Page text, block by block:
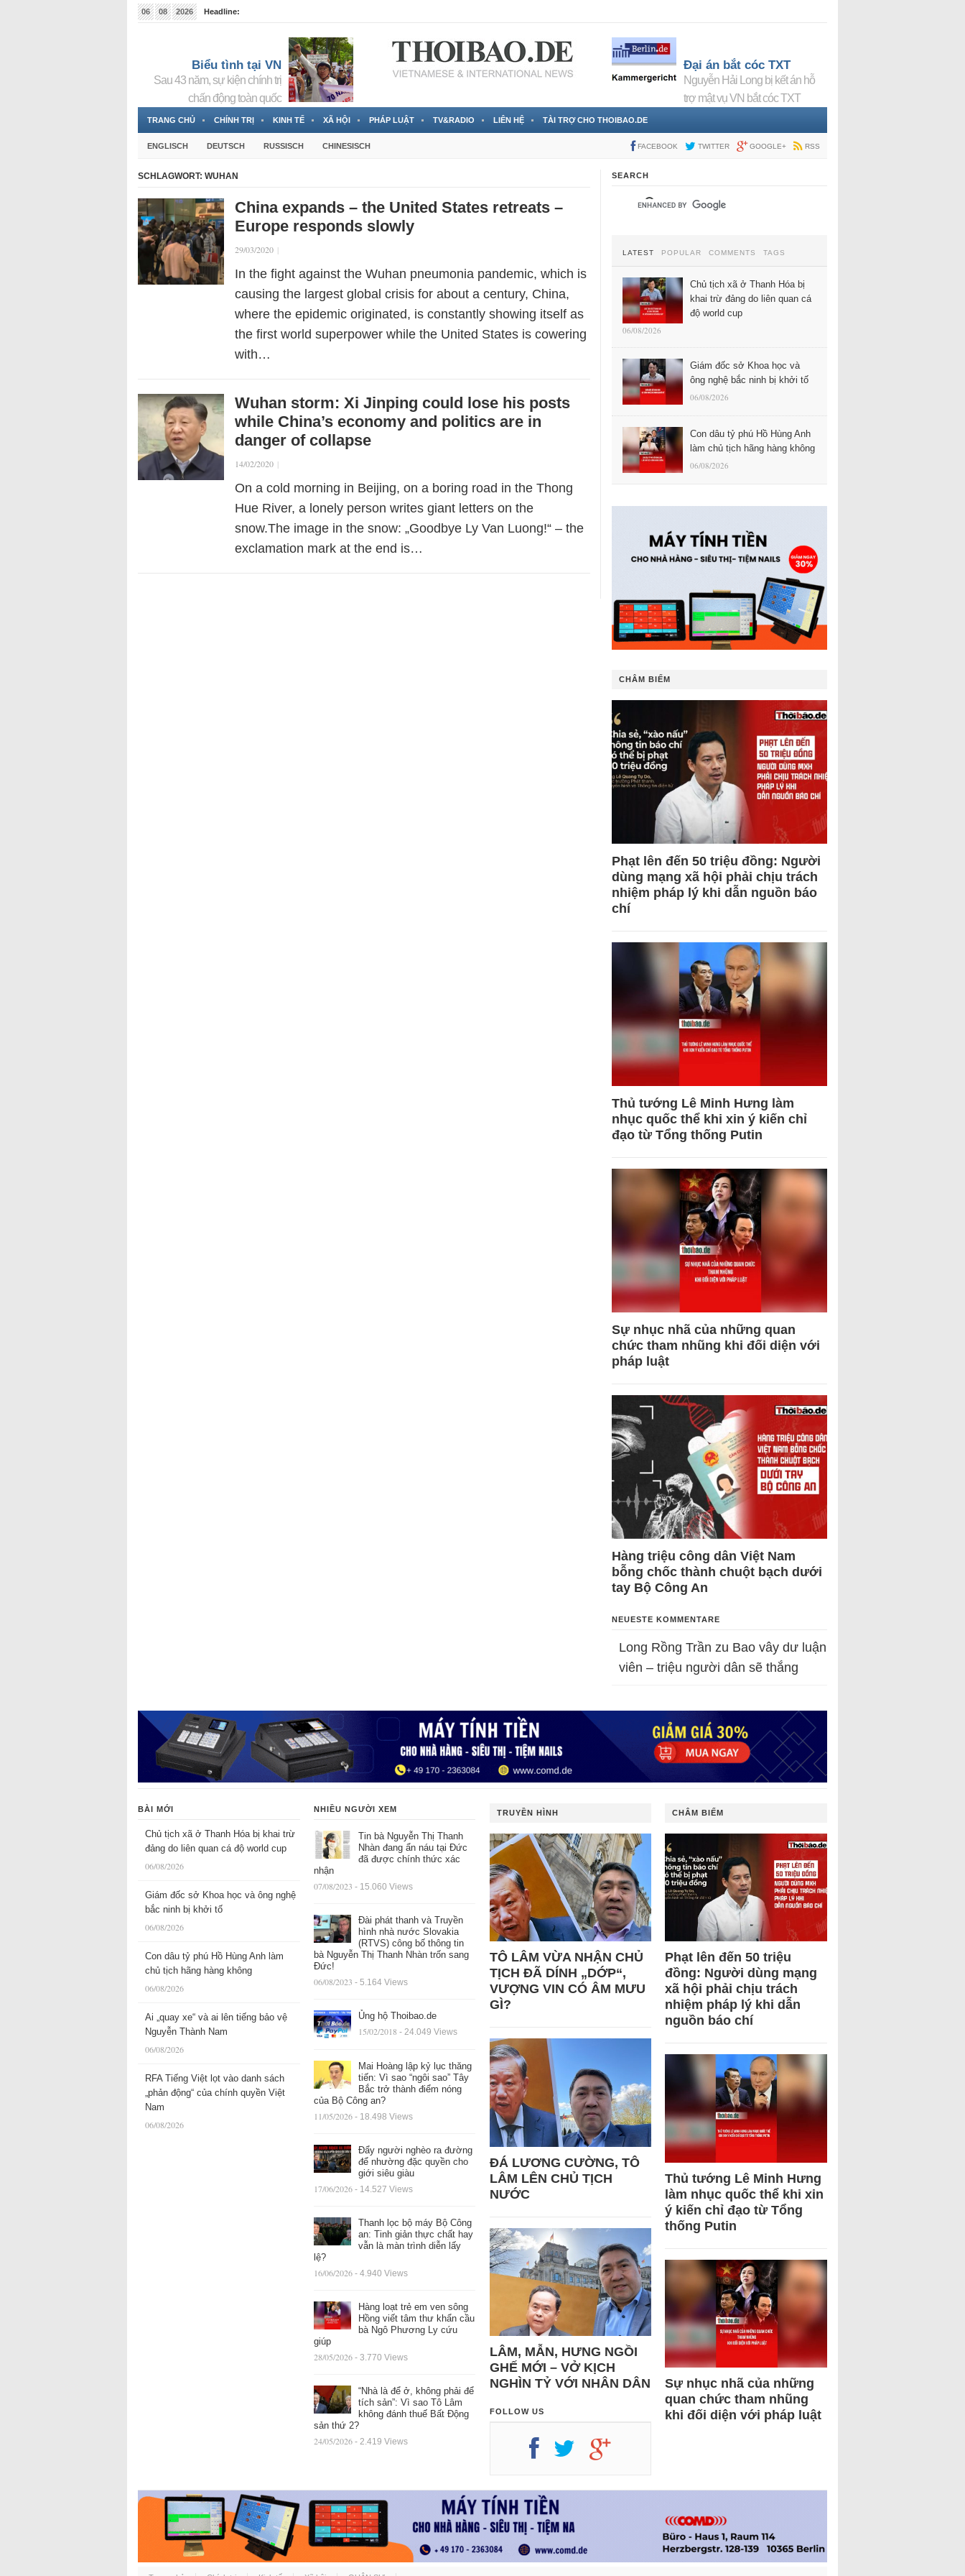
06 08 2026
Headline:
Biểu tình tại VN
Sau 43 năm, sự kiện chính trị
chấn động toàn quốc
Đại án bắt cóc TXT
Nguyễn Hải Long bị kết án hỗ
trợ mật vụ VN bắt cóc TXT
TRANG CHỦ CHÍNH TRỊ KINH TẾ XÃ HỘI PHÁP LUẬT TV&RADIO LIÊN HỆ TÀI TRỢ CHO THOIBAO.DE
ENGLISCH DEUTSCH RUSSISCH CHINESISCH FACEBOOK TWITTER GOOGLE+ RSS
SCHLAGWORT: WUHAN
China expands – the United States retreats –
Europe responds slowly
29/03/2020 |
In the fight against the Wuhan pneumonia pandemic, which is
causing the largest global crisis for about a century, China,
where the epidemic originated, is constantly showing itself as
the first world superpower while the United States is cowering
with…
Wuhan storm: Xi Jinping could lose his posts
while China’s economy and politics are in
danger of collapse
14/02/2020 |
On a cold morning in Beijing, on a boring road in the Thong
Hue River, a lonely person writes giant letters on the
snow.The image in the snow: „Goodbye Ly Van Luong!“ – the
exclamation mark at the end is…
SEARCH
LATEST POPULAR COMMENTS TAGS
Chủ tịch xã ở Thanh Hóa bị
khai trừ đảng do liên quan cá
độ world cup
06/08/2026
Giám đốc sở Khoa học và
ông nghệ bắc ninh bị khởi tố
06/08/2026
Con dâu tỷ phú Hồ Hùng Anh
làm chủ tịch hãng hàng không
06/08/2026
CHÂM BIẾM
Phạt lên đến 50 triệu đồng: Người
dùng mạng xã hội phải chịu trách
nhiệm pháp lý khi dẫn nguồn báo
chí
Thủ tướng Lê Minh Hưng làm
nhục quốc thể khi xin ý kiến chỉ
đạo từ Tổng thống Putin
Sự nhục nhã của những quan
chức tham nhũng khi đối diện với
pháp luật
Hàng triệu công dân Việt Nam
bỗng chốc thành chuột bạch dưới
tay Bộ Công An
NEUESTE KOMMENTARE
Long Rồng Trần zu Bao vây dư luận
viên – triệu người dân sẽ thắng
BÀI MỚI
Chủ tịch xã ở Thanh Hóa bị khai trừ
đảng do liên quan cá độ world cup
06/08/2026
Giám đốc sở Khoa học và ông nghệ
bắc ninh bị khởi tố
06/08/2026
Con dâu tỷ phú Hồ Hùng Anh làm
chủ tịch hãng hàng không
06/08/2026
Ai „quay xe“ và ai lên tiếng bảo vệ
Nguyễn Thành Nam
06/08/2026
RFA Tiếng Việt lọt vào danh sách
„phản động“ của chính quyền Việt
Nam
06/08/2026
NHIỀU NGƯỜI XEM
Tin bà Nguyễn Thị Thanh
Nhàn đang ẩn náu tại Đức
đã được chính thức xác
nhận
07/08/2023 - 15.060 Views
Đài phát thanh và Truyền
hình nhà nước Slovakia
(RTVS) công bố thông tin
bà Nguyễn Thị Thanh Nhàn trốn sang
Đức!
06/08/2023 - 5.164 Views
Ủng hộ Thoibao.de
15/02/2018 - 24.049 Views
Mai Hoàng lập kỷ lục thăng
tiến: Vì sao “ngôi sao” Tây
Bắc trở thành điểm nóng
của Bộ Công an?
11/05/2026 - 18.498 Views
Đẩy người nghèo ra đường
để nhường đặc quyền cho
giới siêu giàu
17/06/2026 - 14.527 Views
Thanh lọc bộ máy Bộ Công
an: Tinh giản thực chất hay
vẫn là màn trình diễn lấy
lệ?
16/06/2026 - 4.940 Views
Hàng loạt trẻ em ven sông
Hồng viết tâm thư khẩn cầu
bà Ngô Phương Ly cứu
giúp
28/05/2026 - 3.770 Views
“Nhà là để ở, không phải để
tích sản”: Vì sao Tô Lâm
không đánh thuế Bất Động
sản thứ 2?
24/05/2026 - 2.419 Views
TRUYỀN HÌNH
TÔ LÂM VỪA NHẬN CHỦ
TỊCH ĐÃ DÍNH „DỚP“,
VƯỢNG VIN CÓ ÂM MƯU
GÌ?
ĐÁ LƯƠNG CƯỜNG, TÔ
LÂM LÊN CHỦ TỊCH
NƯỚC
LÂM, MẪN, HƯNG NGỒI
GHẾ MỚI – VỞ KỊCH
NGHÌN TỶ VỚI NHÂN DÂN
FOLLOW US
CHÂM BIẾM
Phạt lên đến 50 triệu
đồng: Người dùng mạng
xã hội phải chịu trách
nhiệm pháp lý khi dẫn
nguồn báo chí
Thủ tướng Lê Minh Hưng
làm nhục quốc thể khi xin
ý kiến chỉ đạo từ Tổng
thống Putin
Sự nhục nhã của những
quan chức tham nhũng
khi đối diện với pháp luật